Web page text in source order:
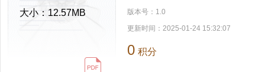
大小： 12.57MB 版本号： 1.0
更新时间： 2025-01-24 15:32:07
0 积分